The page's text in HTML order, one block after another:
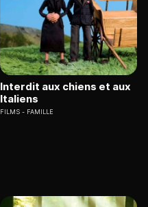
Interdit aux chiens et aux
Italiens
FILMS FAMILLE